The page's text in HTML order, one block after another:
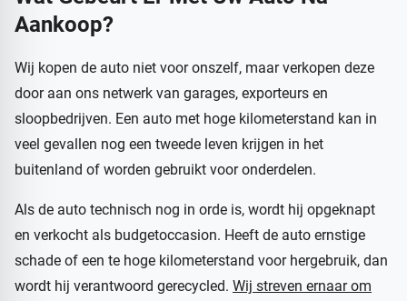
Aankoop?
Wij kopen de auto niet voor onszelf, maar verkopen deze
door aan ons netwerk van garages, exporteurs en
sloopbedrijven. Een auto met hoge kilometerstand kan in
veel gevallen nog een tweede leven krijgen in het
buitenland of worden gebruikt voor onderdelen.
Als de auto technisch nog in orde is, wordt hij opgeknapt
en verkocht als budgetoccasion. Heeft de auto ernstige
schade of een te hoge kilometerstand voor hergebruik, dan
wordt hij verantwoord gerecycled. Wij streven ernaar om